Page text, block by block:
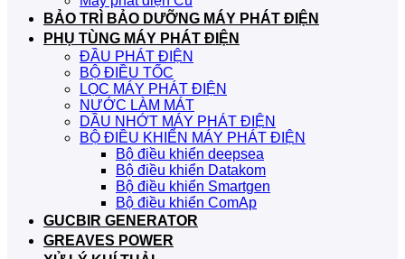
BẢO TRÌ BẢO DƯỠNG MÁY PHÁT ĐIỆN
PHỤ TÙNG MÁY PHÁT ĐIỆN
ĐẦU PHÁT ĐIỆN
BỘ ĐIỀU TỐC
LỌC MÁY PHÁT ĐIỆN
NƯỚC LÀM MÁT
DẦU NHỚT MÁY PHÁT ĐIỆN
BỘ ĐIỀU KHIỂN MÁY PHÁT ĐIỆN
Bộ điều khiển deepsea
Bộ điều khiển Datakom
Bộ điều khiển Smartgen
Bộ điều khiển ComAp
GUCBIR GENERATOR
GREAVES POWER